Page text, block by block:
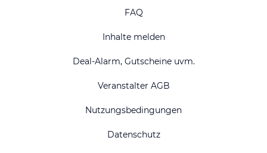
Hotel Hamburg
Harz Urlaub
Hotel Leipzig
FAQ
Inhalte melden
Deal-Alarm, Gutscheine uvm.
Veranstalter AGB
Nutzungsbedingungen
Datenschutz